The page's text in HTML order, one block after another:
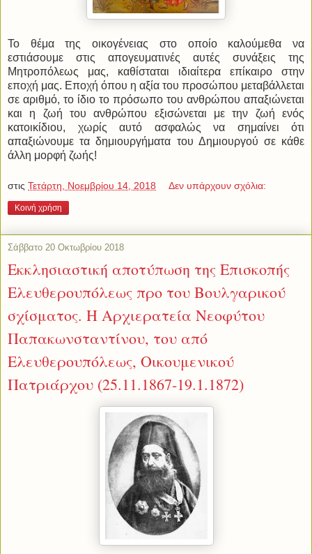
Το θέμα της οικογένειας στο οποίο καλούμεθα να
εστιάσουμε στις απογευματινές αυτές συνάξεις της
Μητροπόλεως μας, καθίσταται ιδιαίτερα επίκαιρο στην
εποχή μας. Εποχή όπου η αξία του προσώπου μεταβάλλεται
σε αριθμό, το ίδιο το πρόσωπο του ανθρώπου απαξιώνεται
και η ζωή του ανθρώπου εξισώνεται με την ζωή ενός
κατοικίδιου, χωρίς αυτό ασφαλώς να σημαίνει ότι
απαξιώνουμε τα δημιουργήματα του Δημιουργού σε κάθε
άλλη μορφή ζωής!
στις Τετάρτη, Νοεμβρίου 14, 2018 Δεν υπάρχουν σχόλια:
Κοινή χρήση
Σάββατο 20 Οκτωβρίου 2018
Εκκλησιαστική αποτύπωση της Επισκοπής
Ελευθερουπόλεως προ του Βουλγαρικού
σχίσματος. Η Αρχιερατεία Νεοφύτου
Παπακωνσταντίνου, του από
Ελευθερουπόλεως, Οικουμενικού
Πατριάρχου (25.11.1867-19.1.1872)